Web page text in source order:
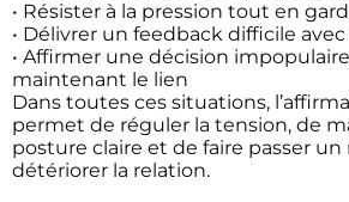
• Résister à la pression tout en
• Délivrer un feedback difficile
• Affirmer une décision
maintenant le lien
Dans toutes ces situations,
permet de réguler la tension, de
posture claire et de faire passer un
détériorer la relation.